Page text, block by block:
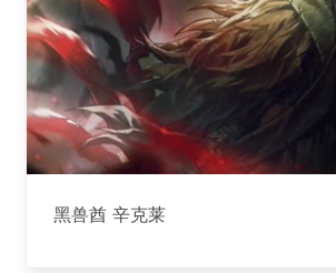
黑兽酋 辛克莱